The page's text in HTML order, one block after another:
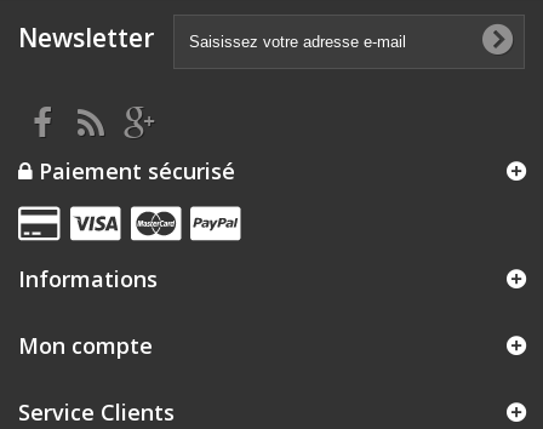
Newsletter
Paiement sécurisé
Informations
Mon compte
Service Clients